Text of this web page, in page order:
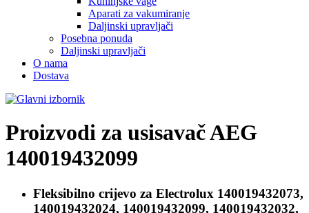
Aparati za vakumiranje
Daljinski upravljači
Posebna ponuda
Daljinski upravljači
O nama
Dostava
Proizvodi za usisavačAEG
140019432099
Fleksibilno crijevo za Electrolux 140019432073,
140019432024, 140019432099, 140019432032,